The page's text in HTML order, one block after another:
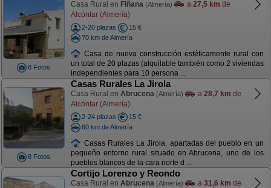
8 Fotos
Casa Rural en Fiñana (Almería) a 27,5 km de
Alcóntar (Almería)
2-20 plazas
15 €
70 km de Almería
Casa de nueva construcción estéticamente rural con
un total de 20 plazas (alquilable también como 2 viviendas
independientes para 10 persona ...
8 Fotos
Casas Rurales La Jirola
Casa Rural en Abrucena (Almería) a 28,7 km de
Alcóntar (Almería)
2-24 plazas
15 €
60 km de Almería
Casas Rurales La Jirola, apartadas del pueblo en un
pequeño entorno rural situado en Abrucena, uno de los
pueblos blancos de la cara norte d ...
Cortijo Lorenzo y Reondo
Casa Rural en Abrucena (Almería) a 31,6 km de